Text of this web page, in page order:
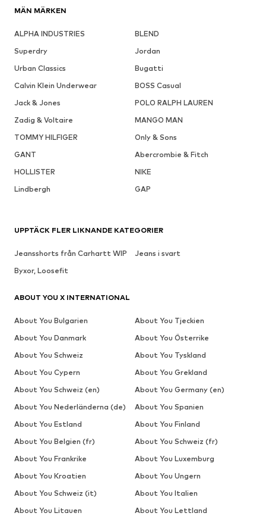
MÄN MÄRKEN
ALPHA INDUSTRIES
BLEND
Superdry
Jordan
Urban Classics
Bugatti
Calvin Klein Underwear
BOSS Casual
Jack & Jones
POLO RALPH LAUREN
Zadig & Voltaire
MANGO MAN
TOMMY HILFIGER
Only & Sons
GANT
Abercrombie & Fitch
HOLLISTER
NIKE
Lindbergh
GAP
UPPTÄCK FLER LIKNANDE KATEGORIER
Jeansshorts från Carhartt WIP
Jeans i svart
Byxor, Loosefit
ABOUT YOU X INTERNATIONAL
About You Bulgarien
About You Tjeckien
About You Danmark
About You Österrike
About You Schweiz
About You Tyskland
About You Cypern
About You Grekland
About You Schweiz (en)
About You Germany (en)
About You Nederländerna (de)
About You Spanien
About You Estland
About You Finland
About You Belgien (fr)
About You Schweiz (fr)
About You Frankrike
About You Luxemburg
About You Kroatien
About You Ungern
About You Schweiz (it)
About You Italien
About You Litauen
About You Lettland